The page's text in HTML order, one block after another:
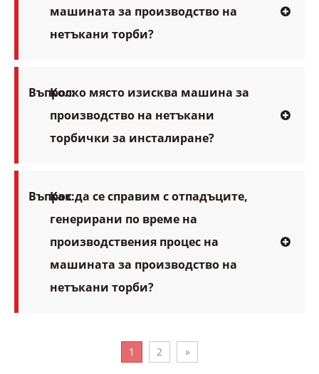
машината за производство на
нетъкани торби?
Въпрос:
Колко място изисква машина за
производство на нетъкани
торбички за инсталиране?
Въпрос:
Как да се справим с отпадъците,
генерирани по време на
производствения процес на
машината за производство на
нетъкани торби?
1 2 »